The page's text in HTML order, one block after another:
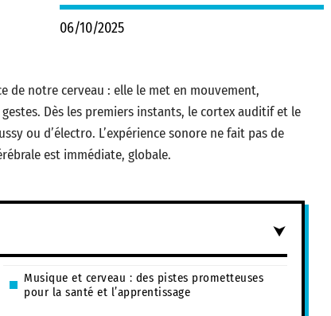
06/10/2025
de notre cerveau : elle le met en mouvement,
Dès les premiers instants, le cortex auditif et le
ou d’électro. L’expérience sonore ne fait pas de
est immédiate, globale.
Musique et cerveau : des pistes prometteuses
pour la santé et l’apprentissage